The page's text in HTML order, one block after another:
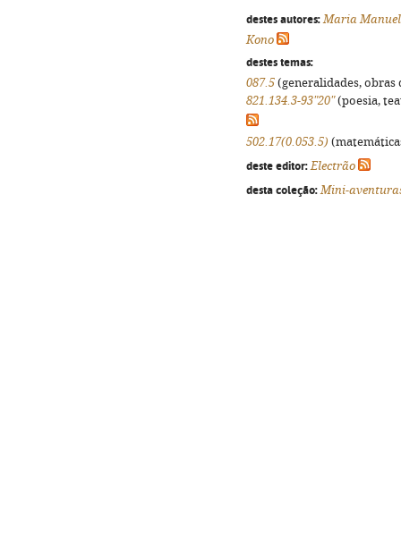
destes autores: Maria
Kono
destes temas:
087.5 (generalidades,
821.134.3-93"20"(poesia,
502.17(0.053.5)
deste editor: Electrão
desta coleção: Mini-